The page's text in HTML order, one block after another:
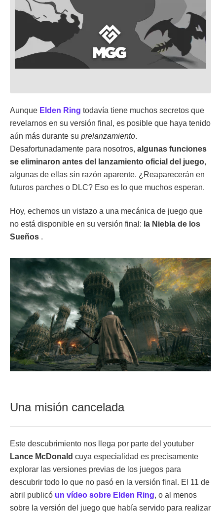
Aunque Elden Ring todavía tiene muchos secretos que
revelarnos en su versión final, es posible que haya tenido
aún más durante su prelanzamiento.
Desafortunadamente para nosotros, algunas funciones
se eliminaron antes del lanzamiento oficial del juego,
algunas de ellas sin razón aparente. ¿Reaparecerán en
futuros parches o DLC? Eso es lo que muchos esperan.
Hoy, echemos un vistazo a una mecánica de juego que
no está disponible en su versión final: la Niebla de los
Sueños .
Una misión cancelada
Este descubrimiento nos llega por parte del youtuber
Lance McDonald cuya especialidad es precisamente
explorar las versiones previas de los juegos para
descubrir todo lo que no pasó en la versión final. El 11 de
abril publicó un vídeo sobre Elden Ring, o al menos
sobre la versión del juego que había servido para realizar